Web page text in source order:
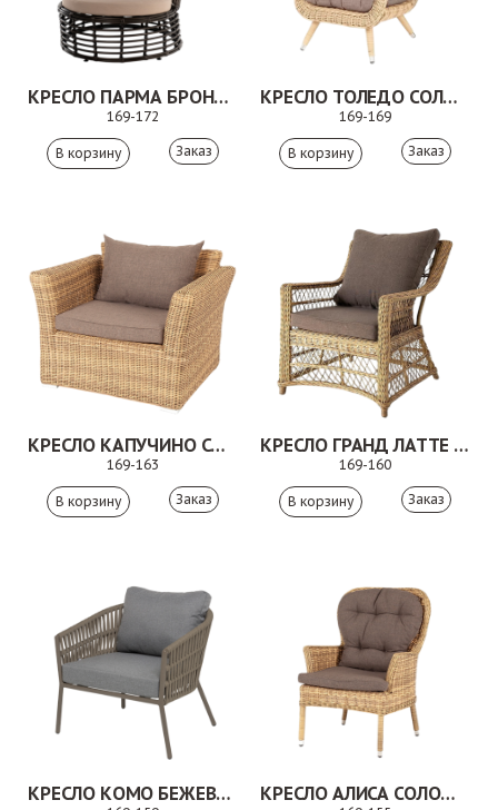
КРЕСЛО ПАРМА БРОНЗОВЫЙ
169-172
Заказ
КРЕСЛО ТОЛЕДО СОЛОМЕННЫЙ
169-169
Заказ
КРЕСЛО КАПУЧИНО СОЛОМЕННЫЙ
169-163
Заказ
КРЕСЛО ГРАНД ЛАТТЕ СОЛОМЕННЫЙ
169-160
Заказ
КРЕСЛО КОМО БЕЖЕВО-СЕРЫЙ КРЕСЛО АЛИСА СОЛОМЕННЫЙ